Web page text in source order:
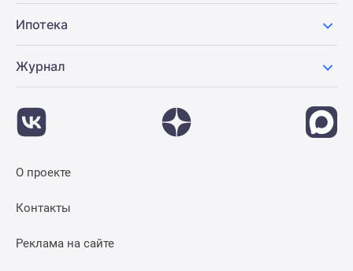
Ипотека
Журнал
О проекте
Контакты
Реклама на сайте